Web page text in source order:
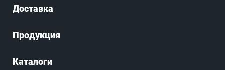
Доставка
Продукция
Каталоги